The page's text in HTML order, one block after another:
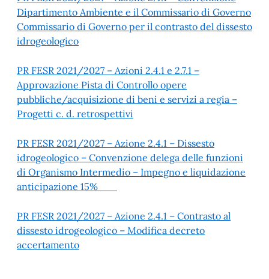
Dipartimento Ambiente e il Commissario di Governo
Commissario di Governo per il contrasto del dissesto
idrogeologico
PR FESR 2021/2027 – Azioni 2.4.1 e 2.7.1 –
Approvazione Pista di Controllo opere
pubbliche/acquisizione di beni e servizi a regia –
Progetti c. d. retrospettivi
PR FESR 2021/2027 – Azione 2.4.1 – Dissesto
idrogeologico – Convenzione delega delle funzioni
di Organismo Intermedio – Impegno e liquidazione
anticipazione 15%
PR FESR 2021/2027 – Azione 2.4.1 – Contrasto al
dissesto idrogeologico – Modifica decreto
accertamento